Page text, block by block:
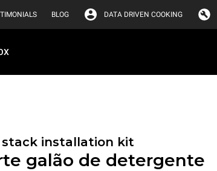
BLOG DATA DRIVEN COOKING
stack installation kit
galão de detergente